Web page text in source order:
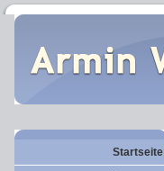
Startseite